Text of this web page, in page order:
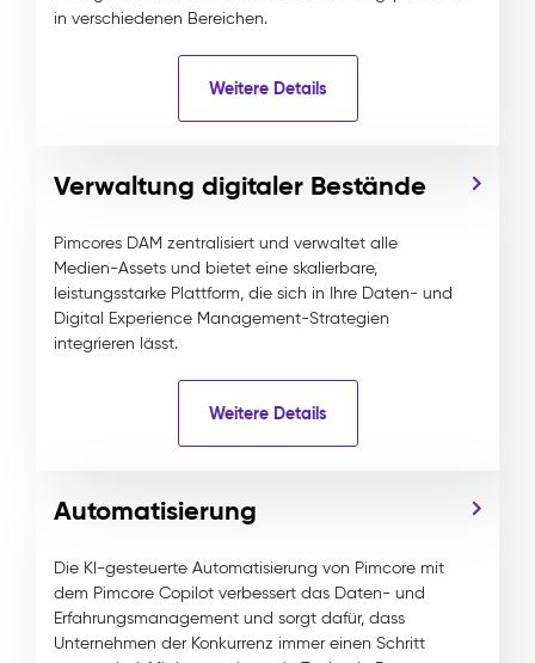
in verschiedenen Bereichen.
Weitere Details
Verwaltung digitaler Bestände
Pimcores DAM zentralisiert und verwaltet alle
Medien-Assets und bietet eine skalierbare,
leistungsstarke Plattform, die sich in Ihre Daten- und
Digital Experience Management-Strategien
integrieren lässt.
Weitere Details
Automatisierung
Die KI-gesteuerte Automatisierung von Pimcore mit
dem Pimcore Copilot verbessert das Daten- und
Erfahrungsmanagement und sorgt dafür, dass
Unternehmen der Konkurrenz immer einen Schritt